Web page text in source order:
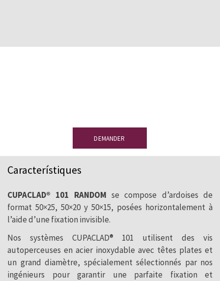
DEMANDER
Característiques
CUPACLAD® 101 RANDOM se compose d’ardoises de
format 50×25, 50×20 y 50×15, posées horizontalement à
l’aide d’une fixation invisible.
Nos systèmes CUPACLAD® 101 utilisent des vis
autoperceuses en acier inoxydable avec têtes plates et
un grand diamètre, spécialement sélectionnés par nos
ingénieurs pour garantir une parfaite fixation et